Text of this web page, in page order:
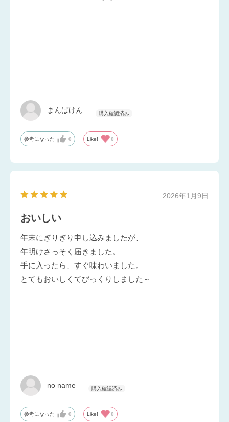
まんばけん
参考になった 0 Like! 0
2026年1月9日
おいしい
年末にぎりぎり申し込みましたが、
年明けさっそく届きました。
手に入ったら、すぐ味わいました。
とてもおいしくてびっくりしました～
no name
参考になった 0 Like! 0